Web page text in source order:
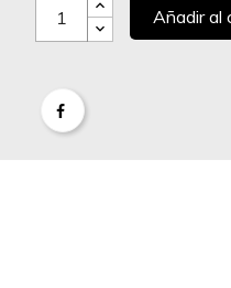
Añadir al